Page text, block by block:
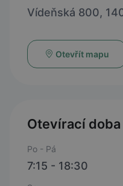
Vídeňská 800,
Otevřít mapu
Otevírací doba
Po - Pá
7:15 - 18:30